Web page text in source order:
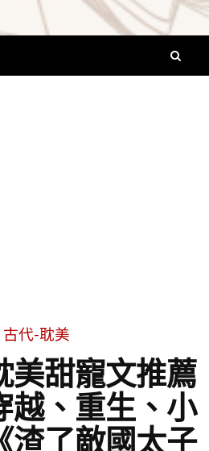
古代-耽美
美甜寵文推薦
越、重生、小
渣了敵國太子